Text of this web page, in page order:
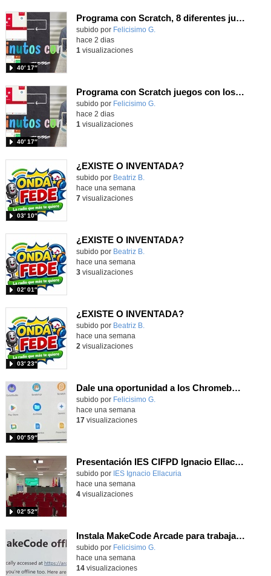
Programa con Scratch, 8 diferentes juegos para vivir la emoción de los partidos de España en el mundial 2026
Contenido educativo.
subido por Felicisimo G.
40′ 17″
hace 2 dias
1 visualizaciones
Programa con Scratch juegos con los partidos del mundial 2026 ganados por España
Contenido educativo.
subido por Felicisimo G.
40′ 17″
hace 2 dias
1 visualizaciones
¿EXISTE O INVENTADA?
Contenido educativo.
subido por Beatriz B.
03′ 10″
hace una semana
7visualizaciones
¿EXISTE O INVENTADA?
Contenido educativo.
subido por Beatriz B.
02′ 01″
hace una semana
3visualizaciones
¿EXISTE O INVENTADA?
Contenido educativo.
subido por Beatriz B.
03′ 23″
hace una semana
2 visualizaciones
Dale una oportunidad a los Chromebooks y utiliza un proyector para realizar talleres si no tienes pantallas táctiles
Contenido educativo.
subido por Felicisimo G.
00′ 59″
hace una semana
17visualizaciones
Presentación IES CIFPD Ignacio Ellacuría
Contenido educativo.
subido por IES Ignacio Ellacuria
02′ 52″
hace una semana
4visualizaciones
Instala MakeCode Arcade para trabajar offline en tu tablet, ordenador, Chromebook
Contenido educativo.
subido por Felicisimo G.
hace una semana
14visualizaciones